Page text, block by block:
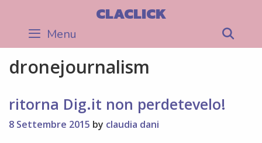
content
CLACLICK
Menu
dronejournalism
ritorna Dig.it non perdetevelo!
8 Settembre 2015 by claudia dani